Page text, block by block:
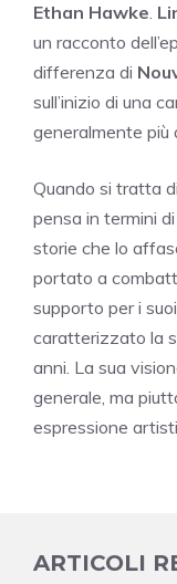
Ethan Hawke.
un racconto
differenza di
sull’inizio di una
generalmente
Quando si tratta
pensa in termini
storie che lo
portato a
supporto per i
caratterizzato la
anni. La sua
generale, ma
espressione
ARTICOLI